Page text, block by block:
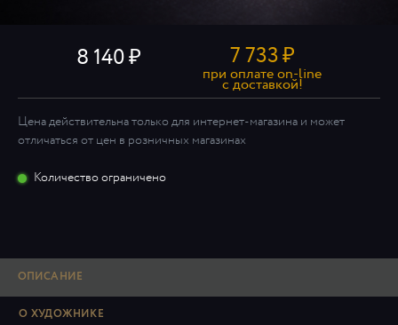
8 140 7 733₽
при оплате on-line
c доставкой!
Цена действительна только для интернет-магазина и может
отличаться от цен в розничных магазинах
Количество ограничено
ОПИСАНИЕ
О ХУДОЖНИКЕ